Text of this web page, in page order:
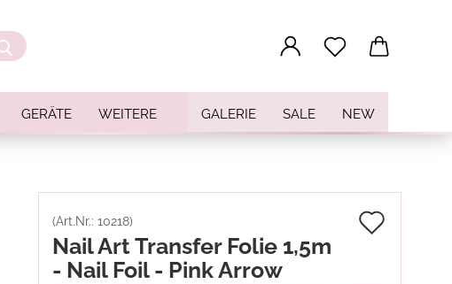
Suche...
GERÄTE GALERIE SALE NEW
WEITERE
(Art.Nr.: 10218)
Nail Art Transfer Folie 1,5m
- Nail Foil - Pink Arrow